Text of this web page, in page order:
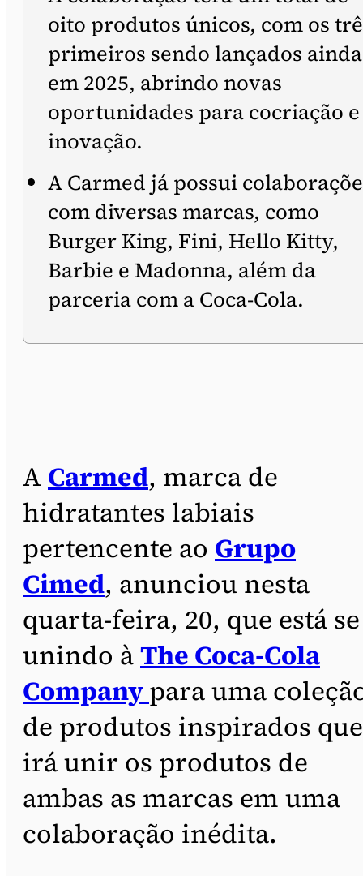
oito produtos únicos, com os
primeiros sendo lançados ainda
em 2025, abrindo novas
oportunidades para cocriação e
inovação.
A Carmed já possui
com diversas marcas, como
Burger King, Fini, Hello Kitty,
Barbie e Madonna, além da
parceria com a Coca-Cola.
A Carmed, marca de
hidratantes labiais
pertencente ao Grupo
Cimed, anunciou nesta
quarta-feira, 20, que está se
unindo àThe Coca-Cola
Companypara uma
de produtos inspirados que
irá unir os produtos de
ambas as marcas em uma
colaboração inédita.